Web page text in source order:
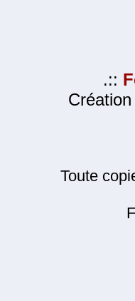
.::
Toute